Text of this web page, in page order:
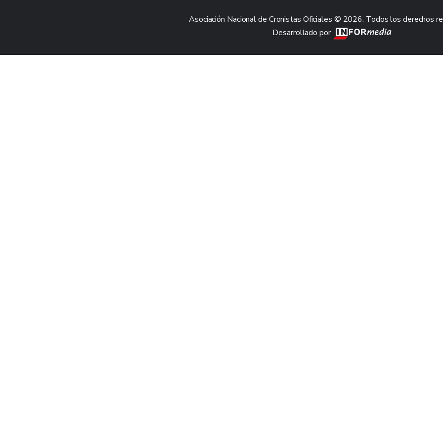
Asociación Nacional de Cronistas Oficiales © 2026. Todos los derechos
Desarrollado por